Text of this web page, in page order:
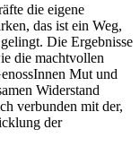
die eigene
das ist ein Weg,
Die Ergebnisse
die machtvollen
Mut und
Widerstand
verbunden mit der,
der